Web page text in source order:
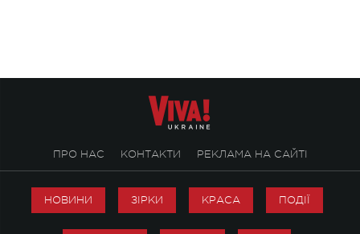
ПРО НАС КОНТАКТИ РЕКЛАМА НА САЙТІ
НОВИНИ ЗІРКИ КРАСА ПОДІЇ